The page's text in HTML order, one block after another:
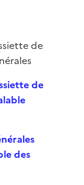
de
de
des